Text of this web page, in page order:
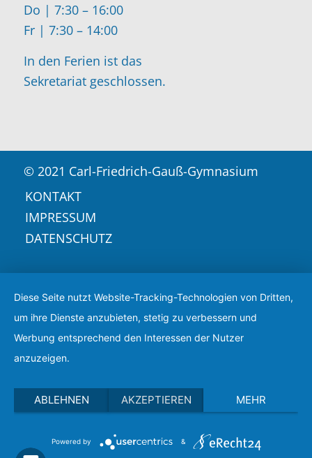
Do | 7:30 – 16:00
Fr | 7:30 – 14:00
In den Ferien ist das
Sekretariat geschlossen.
© 2021 Carl-Friedrich-Gauß-Gymnasium
KONTAKT
IMPRESSUM
DATENSCHUTZ
Diese Seite nutzt Website-Tracking-Technologien von Dritten,
um ihre Dienste anzubieten, stetig zu verbessern und
Werbung entsprechend den Interessen der Nutzer
anzuzeigen.
ABLEHNEN AKZEPTIEREN MEHR
Powered by &